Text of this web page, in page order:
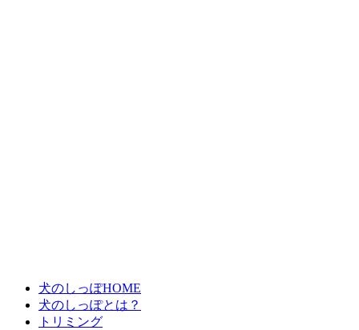
犬のしっぽHOME
犬のしっぽとは？
トリミング